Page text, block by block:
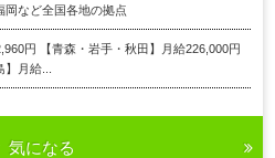
岡など全国各地の拠点
円 【青森・岩手・秋田】月給226,000円
】月給...
気になる